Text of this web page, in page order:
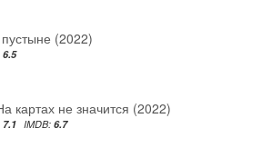
(2022)
6.5
картах не значится (2022)
7.1 IMDB: 6.7